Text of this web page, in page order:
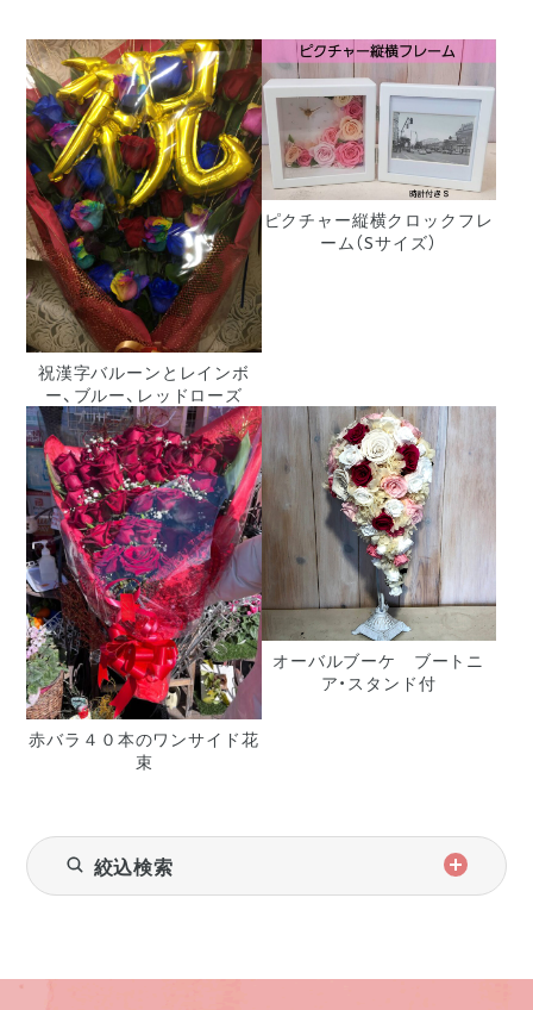
祝漢字バルーンとレインボ
ー、ブルー、レッドローズ
ピクチャー縦横クロックフレ
ーム（Sサイズ）
赤バラ４０本のワンサイド花
束
オーバルブーケ ブートニ
ア・スタンド付
絞込検索